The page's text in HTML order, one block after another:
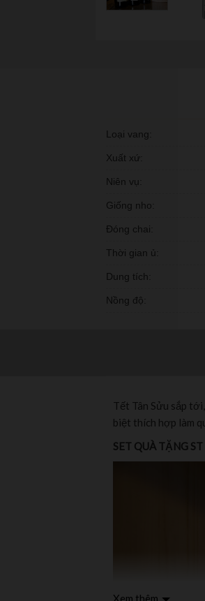
Loại vang:
Xuất xứ:
Niên vụ:
Giống nho:
Đóng chai:
Thời gian ủ:
Dung tích:
Nồng độ:
Tết Tân Sửu sắp
biệt thích hợp làm
SET QUÀ TẶNG
Xem thêm